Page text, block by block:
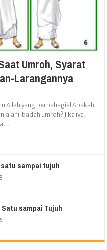
Umroh, Syarat
Larangannya
Allah yang berbahagia! Apakah
ibadah umroh? Jika iya,
sampai tujuh
8
Satu sampai Tujuh
6